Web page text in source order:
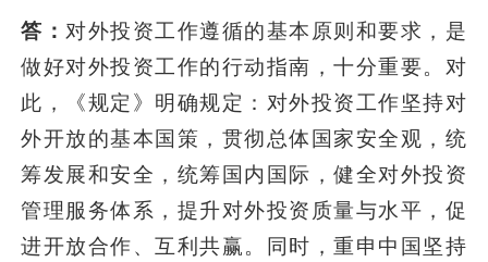
答：对外投资工作遵循的基本原则和要求，是
做好对外投资工作的行动指南，十分重要。对
此，《规定》明确规定：对外投资工作坚持对
外开放的基本国策，贯彻总体国家安全观，统
筹发展和安全，统筹国内国际，健全对外投资
管理服务体系，提升对外投资质量与水平，促
进开放合作、互利共赢。同时，重申中国坚持